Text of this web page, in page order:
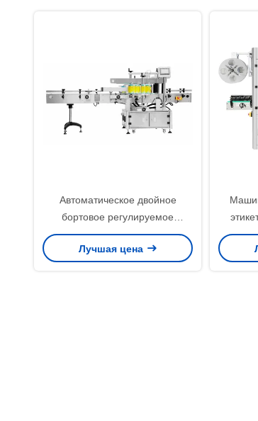
Автоматическое двойное
бортовое регулируемое
машины для прикрепления
этикеток SS304 бутылки
Лучшая цена